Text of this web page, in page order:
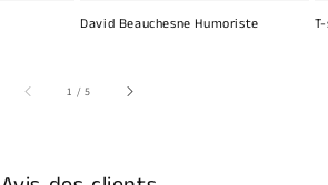
David Beauchesne Humoriste
1 /sur
5